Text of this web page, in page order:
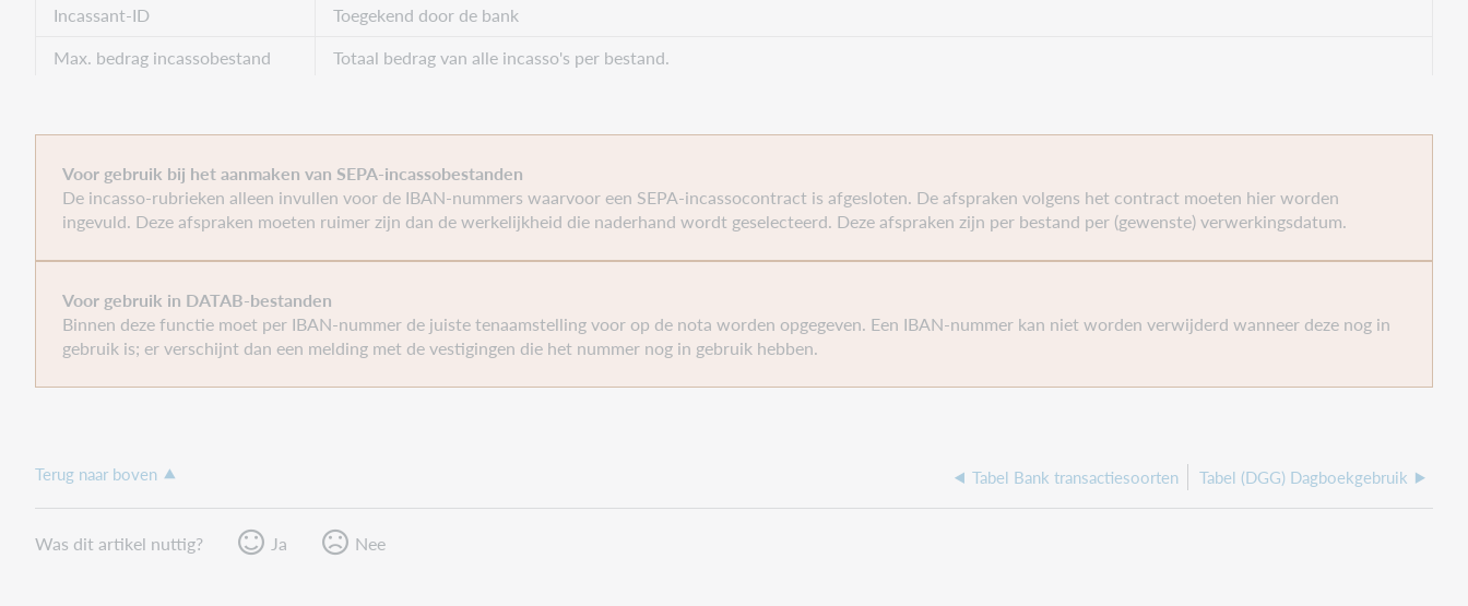
Incassant-ID
Toegekend door de bank
Max. bedrag incassobestand
Totaal bedrag van alle incasso's per bestand.
Max. aantal regels in een
incassobestand
Max. aantal incasso's per bestand.
Als er een getal ingevuld wordt < 100 (dus ook 0), dan wordt 100 als max. genomen. Als er een getal ingevuld wordt > 1.000.000, dan wordt
1.000.000 als max. genomen. Hiermee wordt voorkomen dat er heel veel kleine bestanden gegenereerd worden of dat er één heel groot
bestand gegenereerd wordt.
Voor gebruik bij het aanmaken van SEPA-incassobestanden
De incasso-rubrieken alleen invullen voor de IBAN-nummers waarvoor een SEPA-incassocontract is afgesloten. De afspraken volgens het contract moeten hier worden
ingevuld. Deze afspraken moeten ruimer zijn dan de werkelijkheid die naderhand wordt geselecteerd. Deze afspraken zijn per bestand per (gewenste) verwerkingsdatum.
Voor gebruik in DATAB-bestanden
Binnen deze functie moet per IBAN-nummer de juiste tenaamstelling voor op de nota worden opgegeven. Een IBAN-nummer kan niet worden verwijderd wanneer deze nog in
gebruik is; er verschijnt dan een melding met de vestigingen die het nummer nog in gebruik hebben.
Terug naar boven Tabel Bank transactiesoorten Tabel (DGG) Dagboekgebruik
Was dit artikel nuttig? Ja Nee